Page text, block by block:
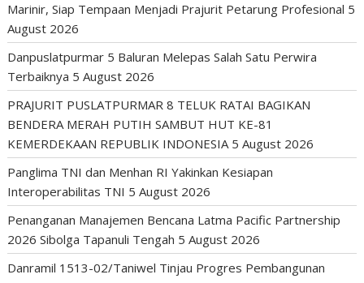
Marinir, Siap Tempaan Menjadi Prajurit Petarung Profesional 5
August 2026
Danpuslatpurmar 5 Baluran Melepas Salah Satu Perwira
Terbaiknya 5 August 2026
PRAJURIT PUSLATPURMAR 8 TELUK RATAI BAGIKAN
BENDERA MERAH PUTIH SAMBUT HUT KE-81
KEMERDEKAAN REPUBLIK INDONESIA 5 August 2026
Panglima TNI dan Menhan RI Yakinkan Kesiapan
Interoperabilitas TNI 5 August 2026
Penanganan Manajemen Bencana Latma Pacific Partnership
2026 Sibolga Tapanuli Tengah 5 August 2026
Danramil 1513-02/Taniwel Tinjau Progres Pembangunan